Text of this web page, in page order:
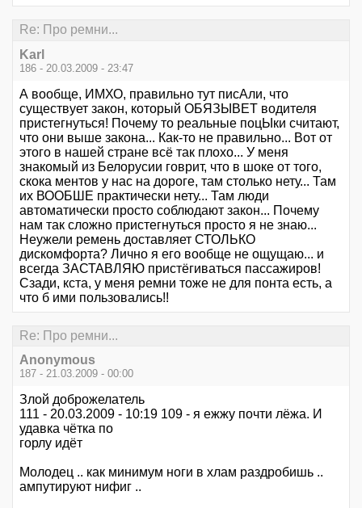
Re: Про ремни...
Karl
186 - 20.03.2009 - 23:47
А вообще, ИМХО, правильно тут писАли, что
существует закон, который ОБЯЗЫВЕТ водителя
пристегнуться! Почему то реальные поцЫки считают,
что они выше закона... Как-то не правильно... Вот от
этого в нашей стране всё так плохо... У меня
знакомый из Белорусии говрит, что в шоке от того,
скока ментов у нас на дороге, там столько нету... Там
их ВООБШЕ практически нету... Там люди
автоматически просто соблюдают закон... Почему
нам так сложно пристегнуться просто я не знаю...
Неужели ремень доставляет СТОЛЬКО
дискомфорта? Лично я его вообще не ощущаю... и
всегда ЗАСТАВЛЯЮ пристёгиваться пассажиров!
Сзади, кста, у меня ремни тоже не для понта есть, а
что б ими пользовались!!
Re: Про ремни...
Anonymous
187 - 21.03.2009 - 00:00
Злой доброжелатель
111 - 20.03.2009 - 10:19 109 - я ежжу почти лёжа. И
удавка чётка по
горлу идёт
Молодец .. как минимум ноги в хлам раздробишь ..
ампутируют нифиг ..